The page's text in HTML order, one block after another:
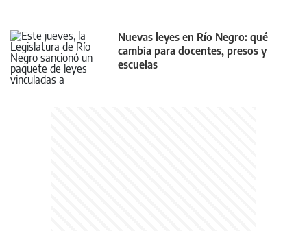
Nuevas leyes en Río Negro: qué
cambia para docentes, presos y
escuelas